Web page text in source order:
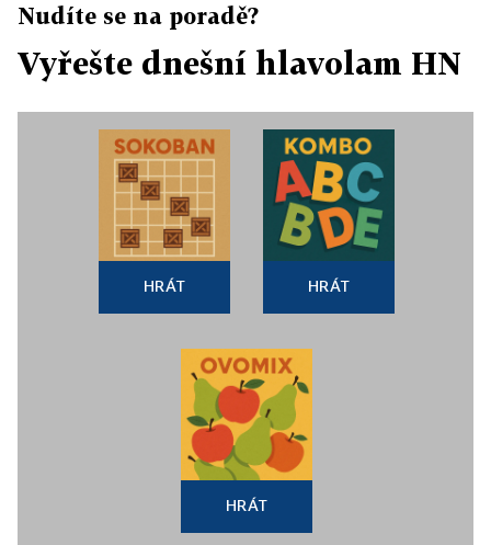
Nudíte se na poradě?
Vyřešte dnešní hlavolam HN
HRÁT HRÁT
HRÁT